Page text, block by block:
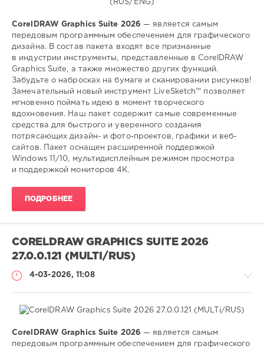
Софт
SamDel
83
0
редактор,
графического
дизайна
CorelDRAW Graphics Suite 2026 — является самым
передовым программным обеспечением для графического
дизайна. В состав пакета входят все признанные
в индустрии инструменты, представленные в CorelDRAW
Graphics Suite, а также множество других функций.
Забудьте о набросках на бумаге и сканировании рисунков!
Замечательный новый инструмент LiveSketch™ позволяет
мгновенно поймать идею в момент творческого
вдохновения. Наш пакет содержит самые современные
средства для быстрого и уверенного создания
потрясающих дизайн- и фото-проектов, графики и веб-
сайтов. Пакет оснащен расширенной поддержкой
Windows 11/10, мультидисплейным режимом просмотра
и поддержкой мониторов 4K.
ПОДРОБНЕЕ
CORELDRAW GRAPHICS SUITE 2026
27.0.0.121 (MULTI/RUS)
4-03-2026, 11:08
CorelDRAW Graphics Suite 2026 — является самым
передовым программным обеспечением для графического